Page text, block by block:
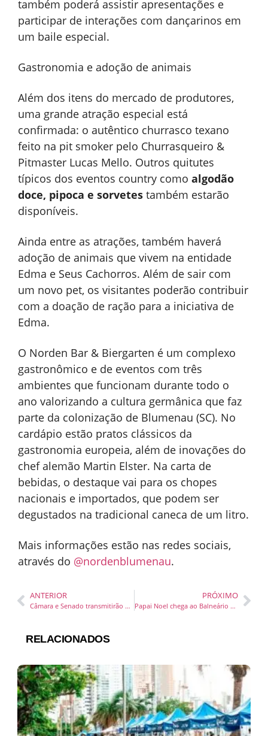
também poderá assistir apresentações e
participar de interações com dançarinos em
um baile especial.
Gastronomia e adoção de animais
Além dos itens do mercado de produtores,
uma grande atração especial está
confirmada: o autêntico churrasco texano
feito na pit smoker pelo Churrasqueiro &
Pitmaster Lucas Mello. Outros quitutes
típicos dos eventos country como algodão
doce, pipoca e sorvetes também estarão
disponíveis.
Ainda entre as atrações, também haverá
adoção de animais que vivem na entidade
Edma e Seus Cachorros. Além de sair com
um novo pet, os visitantes poderão contribuir
com a doação de ração para a iniciativa de
Edma.
O Norden Bar & Biergarten é um complexo
gastronômico e de eventos com três
ambientes que funcionam durante todo o
ano valorizando a cultura germânica que faz
parte da colonização de Blumenau (SC). No
cardápio estão pratos clássicos da
gastronomia europeia, além de inovações do
chef alemão Martin Elster. Na carta de
bebidas, o destaque vai para os chopes
nacionais e importados, que podem ser
degustados na tradicional caneca de um litro.
Mais informações estão nas redes sociais,
através do @nordenblumenau.
ANTERIOR
Câmara e Senado transmitirão Cúpula do P20 em português, inglês e espanhol
PRÓXIMO
Papai Noel chega ao Balneário Shopping em um espetáculo aberto ao público no dia 6 de novembro
RELACIONADOS